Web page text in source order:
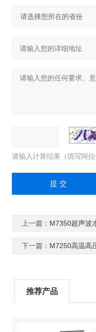
请输入计算结果（填写阿
上一篇： M7350超声波
下一篇： M7250高温高
推荐产品